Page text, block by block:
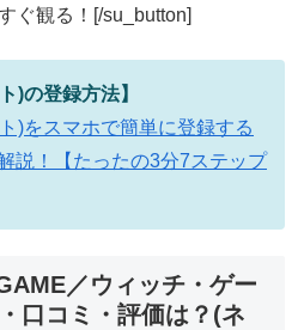
ぐ観る！[/su_button]
)の登録方法】
)をスマホで簡単に登録する
説！【たったの3分7ステップ
／ウィッチ・ゲー
口コミ・評価は？(ネ